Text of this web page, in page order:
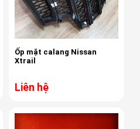
Ốp mặt calang Nissan
Xtrail
Liên hệ